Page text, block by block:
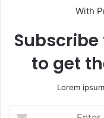
With
to get
Lorem